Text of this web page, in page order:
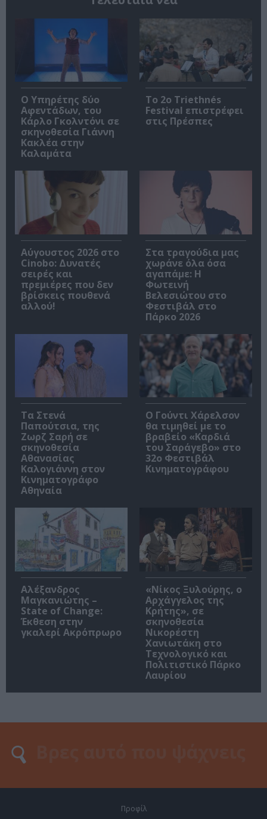
Ο Υπηρέτης δύο
Αφεντάδων, του
Κάρλο Γκολντόνι σε
σκηνοθεσία Γιάννη
Κακλέα στην
Καλαμάτα
Το 2ο Triethnés
Festival επιστρέφει
στις Πρέσπες
Αύγουστος 2026 στο
Cinobo: Δυνατές
σειρές και
πρεμιέρες που δεν
βρίσκεις πουθενά
αλλού!
Στα τραγούδια μας
χωράνε όλα όσα
αγαπάμε: Η
Φωτεινή
Βελεσιώτου στο
Φεστιβάλ στο
Πάρκο 2026
Τα Στενά
Παπούτσια, της
Ζωρζ Σαρή σε
σκηνοθεσία
Αθανασίας
Καλογιάννη στον
Κινηματογράφο
Αθηναία
Ο Γούντι Χάρελσον
θα τιμηθεί με το
βραβείο «Καρδιά
του Σαράγεβο» στο
32ο Φεστιβάλ
Κινηματογράφου
Αλέξανδρος
Μαγκανιώτης –
State of Change:
Έκθεση στην
γκαλερί Ακρόπρωρο
«Νίκος Ξυλούρης, ο
Αρχάγγελος της
Κρήτης», σε
σκηνοθεσία
Νικορέστη
Χανιωτάκη στο
Τεχνολογικό και
Πολιτιστικό Πάρκο
Λαυρίου
Προφίλ